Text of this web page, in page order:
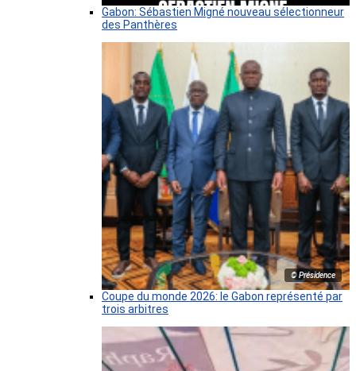
Gabon: Sébastien Migné nouveau sélectionneur
des Panthères
© Présidence
Coupe du monde 2026: le Gabon représenté par
trois arbitres